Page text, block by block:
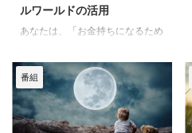
ルワールドの活用
あなたは、「お金持ちになるため
ない」と思っていませんか？ 実
は、それだけではなく「波動を調
整する」ことで、お金を引き寄せ
ることができるのです。 「波動
ってなに？」 「パラレルワール
番組